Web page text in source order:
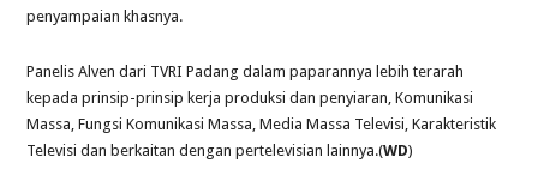
penyampaian khasnya.
Panelis Alven dari TVRI Padang dalam paparannya lebih terarah
kepada prinsip-prinsip kerja produksi dan penyiaran, Komunikasi
Massa, Fungsi Komunikasi Massa, Media Massa Televisi, Karakteristik
Televisi dan berkaitan dengan pertelevisian lainnya.(WD)